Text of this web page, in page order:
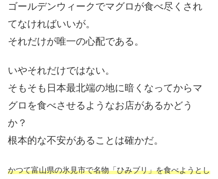
ゴールデンウィークでマグロが食べ尽くされ
てなければいいが。
それだけが唯一の心配である。
いやそれだけではない。
そもそも日本最北端の地に暗くなってからマ
グロを食べさせるようなお店があるかどう
か？
根本的な不安があることは確かだ。
かつて富山県の氷見市で名物「ひみブリ」を食べようとし